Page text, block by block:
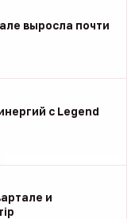
выросла почти
с Legend
и